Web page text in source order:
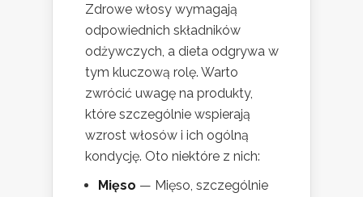
Zdrowe włosy wymagają
odpowiednich składników
odżywczych, a dieta odgrywa w
tym kluczową rolę. Warto
zwrócić uwagę na produkty,
które szczególnie wspierają
wzrost włosów i ich ogólną
kondycję. Oto niektóre z nich:
Mięso — Mięso, szczególnie